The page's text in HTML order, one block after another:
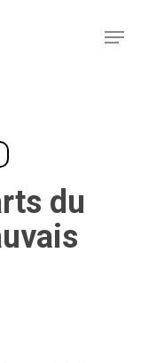
Menu
du